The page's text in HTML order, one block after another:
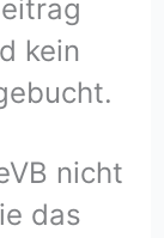
kein
nicht
das